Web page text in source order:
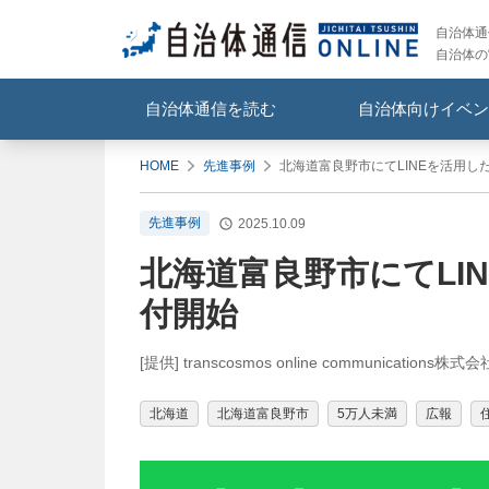
自治体
自治体
自治体通信を読む 自治体向けイベ
HOME 先進事例 北海道富良野市にてLINEを活用し
先進事例 2025.10.09
北海道富良野市にて
付開始
[提供] transcosmos online communications株式会
北海道 北海道富良野市 5万人未満 広報